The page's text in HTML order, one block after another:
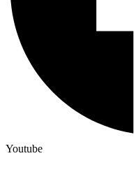
Youtube